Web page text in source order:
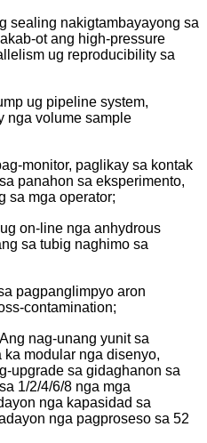
sealing nakigtambayayong sa
ot ang high-pressure
ug reproducibility sa
ug pipeline system,
nga volume sample
monitor, paglikay sa kontak
panahon sa eksperimento,
sa mga operator;
on-line nga anhydrous
sa tubig naghimo sa
pagpanglimpyo aron
contamination;
nag-unang yunit sa
modular nga disenyo,
upgrade sa gidaghanon sa
1/2/4/6/8 nga mga
nga kapasidad sa
nga pagproseso sa 52